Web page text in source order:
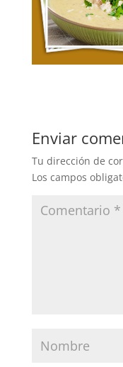
Enviar
Tu dirección de
Los campos